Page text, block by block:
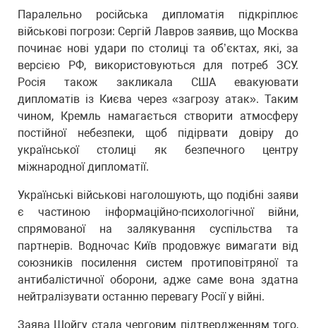
Паралельно російська дипломатія підкріплює
військові погрози: Сергій Лавров заявив, що Москва
починає нові удари по столиці та об’єктах, які, за
версією РФ, використовуються для потреб ЗСУ.
Росія також закликала США евакуювати
дипломатів із Києва через «загрозу атак». Таким
чином, Кремль намагається створити атмосферу
постійної небезпеки, щоб підірвати довіру до
української столиці як безпечного центру
міжнародної дипломатії.
Українські військові наголошують, що подібні заяви
є частиною інформаційно-психологічної війни,
спрямованої на залякування суспільства та
партнерів. Водночас Київ продовжує вимагати від
союзників посилення систем протиповітряної та
антибалістичної оборони, адже саме вона здатна
нейтралізувати останню перевагу Росії у війні.
Заява Шойгу стала черговим підтвердженням того,